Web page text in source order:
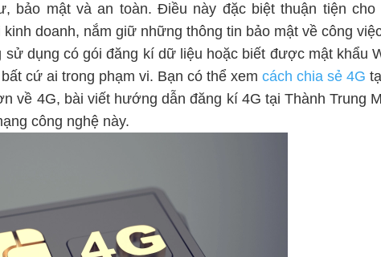
bảo mật và an toàn. Điều này đặc biệt thuận tiện cho
doanh, nắm giữ những thông tin bảo mật về công
sử dụng có gói đăng kí dữ liệu hoặc biết được mật khẩu
cứ ai trong phạm vi. Bạn có thể xemcách chia sẻ 4G
về 4G, bài viết hướng dẫn đăng kí 4G tại Thành Trung
công nghệ này.